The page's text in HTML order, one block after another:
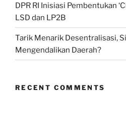
DPR RI Inisiasi Pembentukan
LSD dan LP2B
Tarik Menarik Desentralisasi,
Mengendalikan Daerah?
RECENT COMMENTS